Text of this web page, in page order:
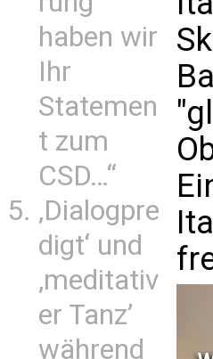
haben wir
Ihr
Statemen
t zum
CSD…“
‚Dialogpre
digt‘ und
‚meditativ
er Tanz’
während